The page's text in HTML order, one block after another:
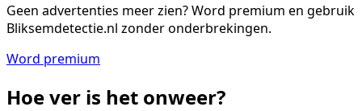
Geen advertenties meer zien?Word premium en gebruik
Bliksemdetectie.nl zonder onderbrekingen.
Word premium
Hoe ver is het onweer?